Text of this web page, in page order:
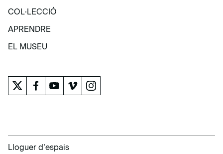
EXPOSICIONS I ACTIVITATS
COL·LECCIÓ
COL·LECCIÓ
APRENDRE
APRENDRE
EL MUSEU
Lloguer d’espais